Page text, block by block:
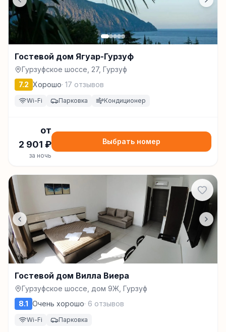
Гостевой дом Ягуар-Гурзуф
Гурзуфское шоссе, 27, Гурзуф
7.2 Хорошо· 17 отзывов
Wi-Fi Парковка Кондиционер
от
2 901 ₽
за ночь
Выбрать номер
Гостевой дом Вилла Виера
Гурзуфское шоссе, дом 9Ж, Гурзуф
8.1 Очень хорошо· 6 отзывов
Wi-Fi Парковка